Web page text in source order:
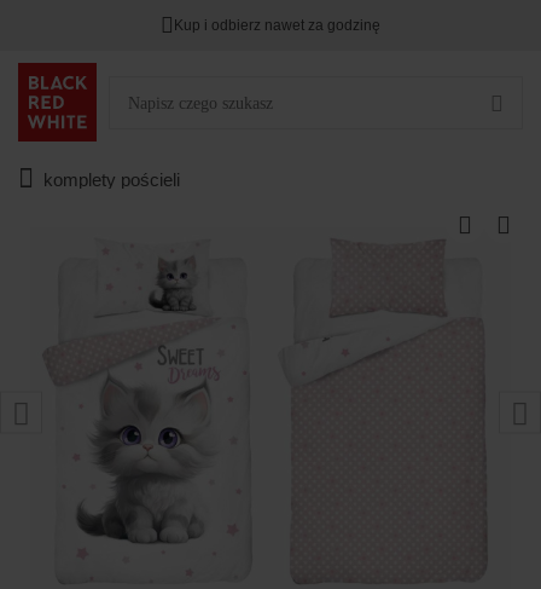
Kup i odbierz nawet za godzinę
komplety pościeli